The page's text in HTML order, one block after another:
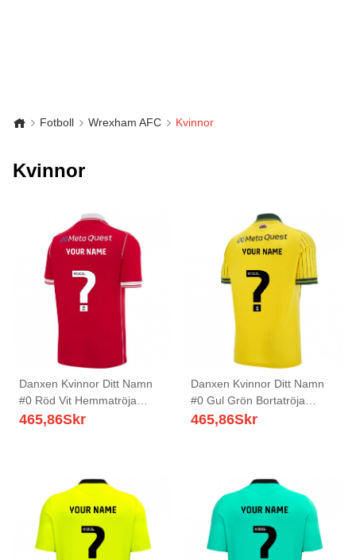
Fotboll Wrexham AFC Kvinnor
Kvinnor
Danxen Kvinnor Ditt Namn
#0 Röd Vit Hemmatröja
Matchtröjor 2025/26 Tröjor
465,86Skr
Danxen Kvinnor Ditt Namn
#0 Gul Grön Bortatröja
Matchtröjor 2025/26 Tröjor
465,86Skr